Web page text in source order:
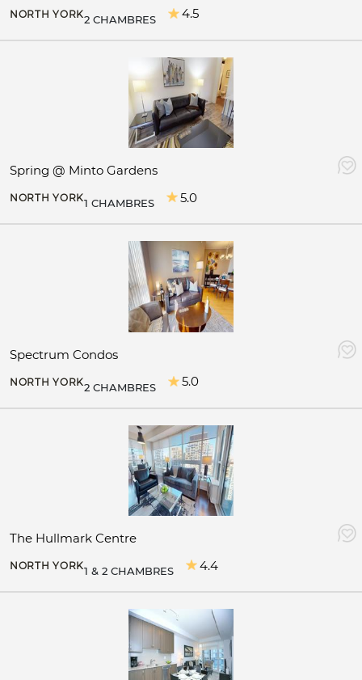
NORTH YORK2 CHAMBRES 4.5
Spring @ Minto Gardens
NORTH YORK1 CHAMBRES 5.0
Spectrum Condos
NORTH YORK2 CHAMBRES 5.0
The Hullmark Centre
NORTH YORK1 & 2 CHAMBRES 4.4